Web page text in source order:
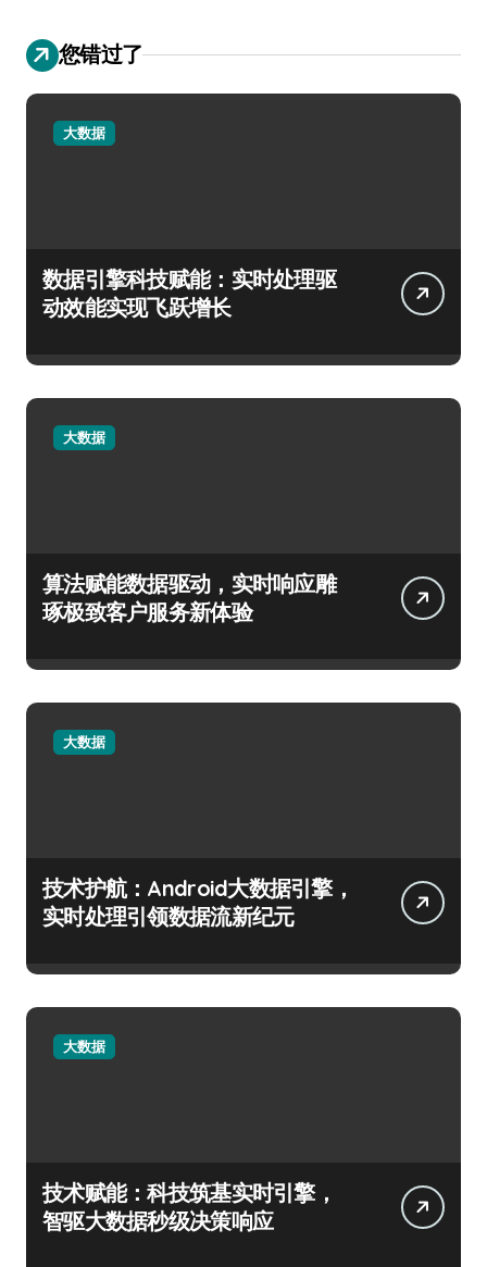
您错过了
大数据
数据引擎科技赋能：实时处理驱
动效能实现飞跃增长
大数据
算法赋能数据驱动，实时响应雕
琢极致客户服务新体验
大数据
技术护航：Android大数据引擎，
实时处理引领数据流新纪元
大数据
技术赋能：科技筑基实时引擎，
智驱大数据秒级决策响应